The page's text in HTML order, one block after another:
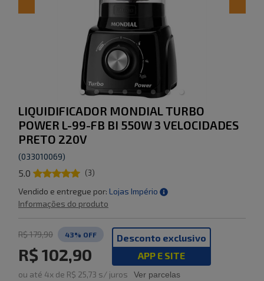
LIQUIDIFICADOR MONDIAL TURBO
POWER L-99-FB BI 550W 3 VELOCIDADES
PRETO 220V
(033010069)
5.0 (3)
Vendido e entregue por: Lojas Império
Informações do produto
R$ 179,90 43% OFF
R$ 102,90
Desconto exclusivo
APP E SITE
ou até 4x de R$ 25,73 s/ juros Ver parcelas